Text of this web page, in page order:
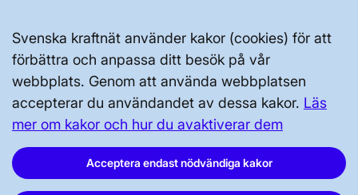
Svenska kraftnät använder kakor (cookies) för att
förbättra och anpassa ditt besök på vår
webbplats. Genom att använda webbplatsen
accepterar du användandet av dessa kakor. Läs
mer om kakor och hur du avaktiverar dem
Acceptera endast nödvändiga kakor
OM WEBBPLATSEN
GENVÄGAR